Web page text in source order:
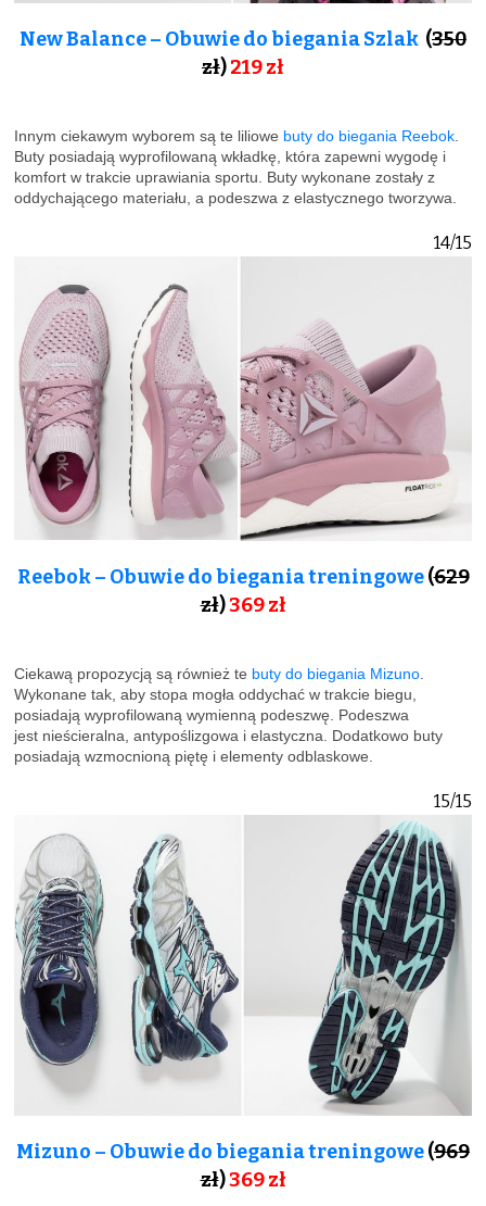
New Balance – Obuwie do biegania Szlak (350
zł)219 zł
Innym ciekawym wyborem są te liliowe buty do biegania Reebok
Buty posiadają wyprofilowaną wkładkę, która zapewni wygodę i
komfort w trakcie uprawiania sportu. Buty wykonane zostały z
oddychającego materiału, a podeszwa z elastycznego tworzywa.
14/15
Reebok – Obuwie do biegania treningowe(629
zł)369 zł
Ciekawą propozycją są również te buty do biegania Mizuno
Wykonane tak, aby stopa mogła oddychać w trakcie biegu,
posiadają wyprofilowaną wymienną podeszwę. Podeszwa
jest nieścieralna, antypoślizgowa i elastyczna. Dodatkowo buty
posiadają wzmocnioną piętę i elementy odblaskowe.
15/15
Mizuno – Obuwie do biegania treningowe(969
zł)369 zł